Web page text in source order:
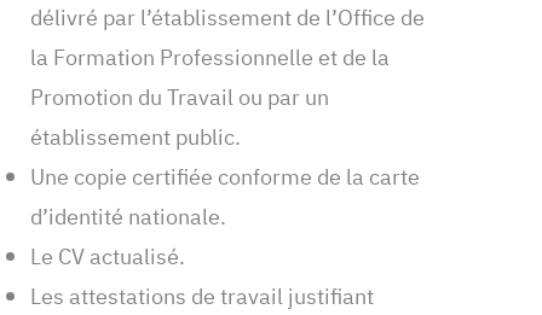
délivré par l’établissement de l’Office de
la Formation Professionnelle et de la
Promotion du Travail ou par un
établissement public.
Une copie certifiée conforme de la carte
d’identité nationale.
Le CV actualisé.
Les attestations de travail justifiant